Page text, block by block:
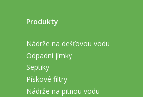
Produkty
Nádrže na dešťovou vodu
Odpadní jímky
Septiky
Pískové filtry
Nádrže na pitnou vodu